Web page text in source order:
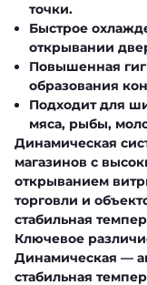
точки.
Быстрое
открывании
Повышенная
образования
Подходит для
мяса, рыбы,
Динамическая
магазинов с
открыванием
торговли и
стабильная
Ключевое
Динамическая —
стабильная